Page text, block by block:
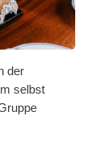
der
selbst